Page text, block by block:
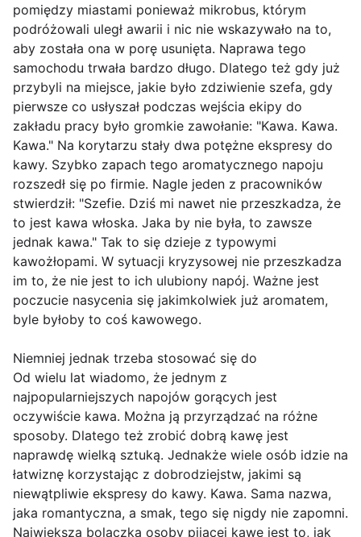
pomiędzy miastami ponieważ mikrobus, którym
podróżowali uległ awarii i nic nie wskazywało na to,
aby została ona w porę usunięta. Naprawa tego
samochodu trwała bardzo długo. Dlatego też gdy już
przybyli na miejsce, jakie było zdziwienie szefa, gdy
pierwsze co usłyszał podczas wejścia ekipy do
zakładu pracy było gromkie zawołanie: "Kawa. Kawa.
Kawa." Na korytarzu stały dwa potężne ekspresy do
kawy. Szybko zapach tego aromatycznego napoju
rozszedł się po firmie. Nagle jeden z pracowników
stwierdził: "Szefie. Dziś mi nawet nie przeszkadza, że
to jest kawa włoska. Jaka by nie była, to zawsze
jednak kawa." Tak to się dzieje z typowymi
kawożłopami. W sytuacji kryzysowej nie przeszkadza
im to, że nie jest to ich ulubiony napój. Ważne jest
poczucie nasycenia się jakimkolwiek już aromatem,
byle byłoby to coś kawowego.
Niemniej jednak trzeba stosować się do
Od wielu lat wiadomo, że jednym z
najpopularniejszych napojów gorących jest
oczywiście kawa. Można ją przyrządzać na różne
sposoby. Dlatego też zrobić dobrą kawę jest
naprawdę wielką sztuką. Jednakże wiele osób idzie na
łatwiznę korzystając z dobrodziejstw, jakimi są
niewątpliwie ekspresy do kawy. Kawa. Sama nazwa,
jaka romantyczna, a smak, tego się nigdy nie zapomni.
Największą bolączką osoby pijącej kawę jest to, jak